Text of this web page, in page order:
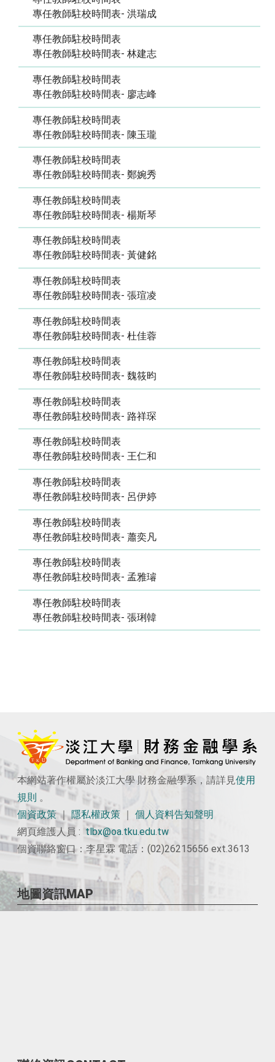
專任教師駐校時間表- 洪瑞成
專任教師駐校時間表
專任教師駐校時間表- 林建志
專任教師駐校時間表
專任教師駐校時間表- 廖志峰
專任教師駐校時間表
專任教師駐校時間表- 陳玉瓏
專任教師駐校時間表
專任教師駐校時間表- 鄭婉秀
專任教師駐校時間表
專任教師駐校時間表- 楊斯琴
專任教師駐校時間表
專任教師駐校時間表- 黃健銘
專任教師駐校時間表
專任教師駐校時間表- 張瑄凌
專任教師駐校時間表
專任教師駐校時間表- 杜佳蓉
專任教師駐校時間表
專任教師駐校時間表- 魏筱昀
專任教師駐校時間表
專任教師駐校時間表- 路祥琛
專任教師駐校時間表
專任教師駐校時間表- 王仁和
專任教師駐校時間表
專任教師駐校時間表- 呂伊婷
專任教師駐校時間表
專任教師駐校時間表- 蕭奕凡
專任教師駐校時間表
專任教師駐校時間表- 孟雅璿
專任教師駐校時間表
專任教師駐校時間表- 張琍韓
本網站著作權屬於淡江大學 財務金融學系，請詳見使用
規則 。
個資政策｜隱私權政策
個人資料告知聲明
網頁維護人員 :tlbx@oa.tku.edu.tw
個資聯絡窗口：李星霖 電話：(02)26215656 ext.3613
地圖資訊MAP